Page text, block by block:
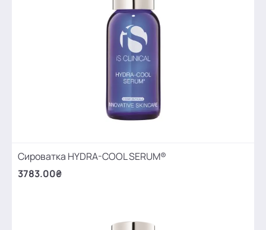
Сироватка HYDRA-COOL SERUM®
3783.00₴